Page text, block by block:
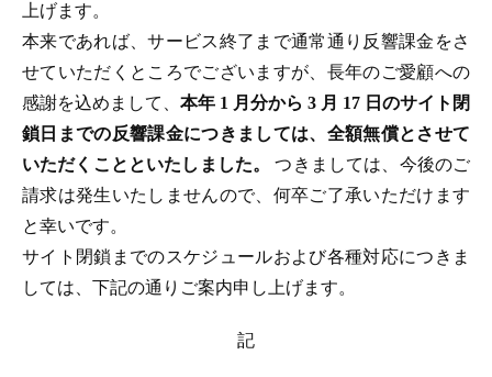
上げます。
本来であれば、サービス終了まで通常通り反響課金をさ
せていただくところでございますが、長年のご愛顧への
感謝を込めまして、 本年 1 月分から 3 月 17 日のサイト閉
鎖日までの反響課金につきましては、全額無償とさせて
いただくことといたしました。つきましては、今後のご
請求は発生いたしませんので、何卒ご了承いただけます
と幸いです。
サイト閉鎖までのスケジュールおよび各種対応につきま
しては、下記の通りご案内申し上げます。
記